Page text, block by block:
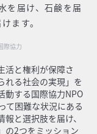
を届け、石鹸を届
ます。
際協力
活と権利が保障さ
れる社会の実現」を
動する国際協力NPO
て困難な状況にある
と選択肢を届け、
の2つをミッション